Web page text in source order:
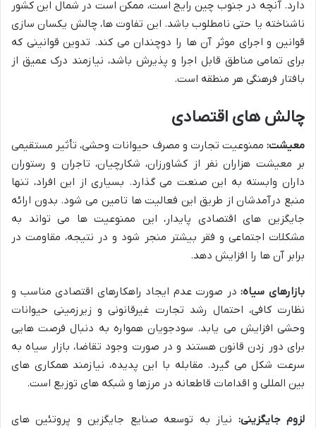
دارد. آنچه در جنوب چین رایج است، ممکن است در شمال این کشور
ناشناخته یا حتی نامطلوب باشد. این تفاوت ها، چالش یکسان سازی
قوانین و اجرای موثر آن ها را دوچندان می کند. تدوین قوانینی که
برای تمامی مناطق قابل اجرا و پذیرش باشد، نیازمند درک عمیق از
بافتار فرهنگی هر منطقه است.
چالش های اقتصادی
معیشت: ممنوعیت تجارت و مصرف حیوانات وحشی، تأثیر مستقیمی
بر معیشت هزاران نفر از کشاورزان، شکارچیان، تاجران و رستوران
داران وابسته به این صنعت می گذارد. بسیاری از این افراد، تنها
منبع درآمدشان از طریق این فعالیت ها تامین می شود. بدون ارائه
جایگزین های اقتصادی پایدار، این ممنوعیت ها می تواند به
مشکلات اجتماعی و فقر بیشتر منجر شود و در نتیجه، مقاومت در
برابر آن ها را افزایش دهد.
بازارهای سیاه:در صورت عدم ایجاد راهکارهای اقتصادی مناسب و
نظارت کافی، احتمال رشد تجارت غیرقانونی و زیرزمینی حیوانات
وحشی افزایش می یابد. سودجویان همواره به دنبال فرصت هایی
برای دور زدن قانون هستند و در صورت وجود تقاضا، بازار سیاه به
سرعت شکل می گیرد. مقابله با این پدیده، نیازمند همکاری های
بین المللی و اقدامات قاطعانه در مرزها و شبکه های توزیع است.
لزوم جایگزینی: نیاز به توسعه صنایع جایگزین و پروتئین های